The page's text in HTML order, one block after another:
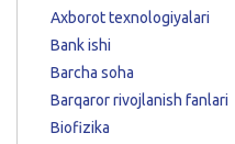
Axborot texnologiyalari
Bank ishi
Barcha soha
Barqaror rivojlanish fanlari
Biofizika